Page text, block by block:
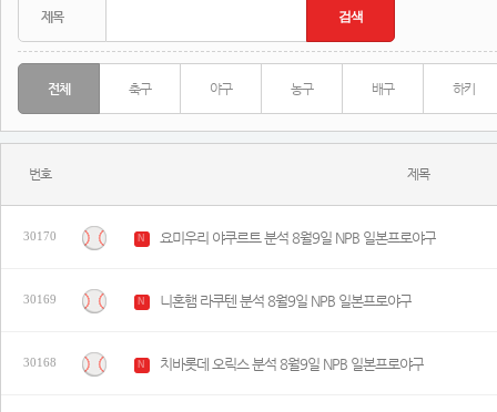
전체 축구 야구 농구 배구 하키
번호 제목
30170 N 요미우리 야쿠르트 분석 8월9일 NPB 일본프로야구
30169 N 니혼햄 라쿠텐 분석 8월9일 NPB 일본프로야구
30168 N 치바롯데 오릭스 분석 8월9일 NPB 일본프로야구